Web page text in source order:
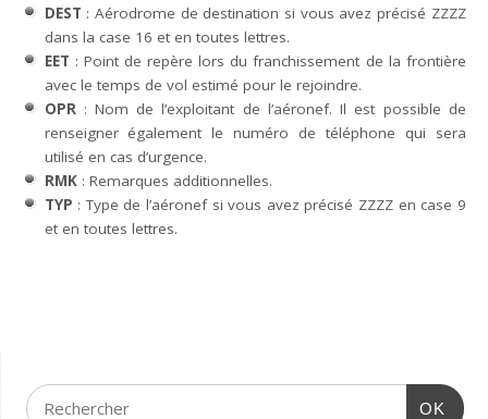
DEST : Aérodrome de destination si vous avez précisé ZZZZ
dans la case 16 et en toutes lettres.
EET : Point de repère lors du franchissement de la frontière
avec le temps de vol estimé pour le rejoindre.
OPR: Nom de l’exploitant de l’aéronef. Il est possible de
renseigner également le numéro de téléphone qui sera
utilisé en cas d’urgence.
RMK: Remarques additionnelles.
TYP : Type de l’aéronef si vous avez précisé ZZZZ en case 9
et en toutes lettres.
OK